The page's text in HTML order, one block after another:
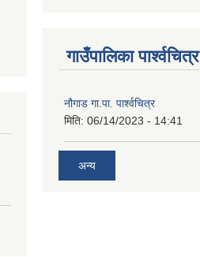
गाउँपालिका पार्श्वचित्र
नौगाड गा.पा. पार्श्वचित्र
मिति: 06/14/2023 - 14:41
अन्य